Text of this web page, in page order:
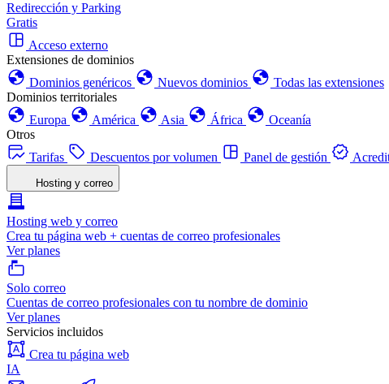
Redirección y Parking
Gratis
Acceso externo
Extensiones de dominios
Dominios genéricos
Nuevos dominios
Todas las extensiones
Dominios territoriales
Europa
América Asia África
Oceanía
Otros
Tarifas
Descuentos por volumen Panel de gestión
Hosting y correo
Hosting web y correo
Crea tu página web + cuentas de correo profesionales
Ver planes
Solo correo
Cuentas de correo profesionales con tu nombre de dominio
Ver planes
Servicios incluidos
Crea tu página web
IA